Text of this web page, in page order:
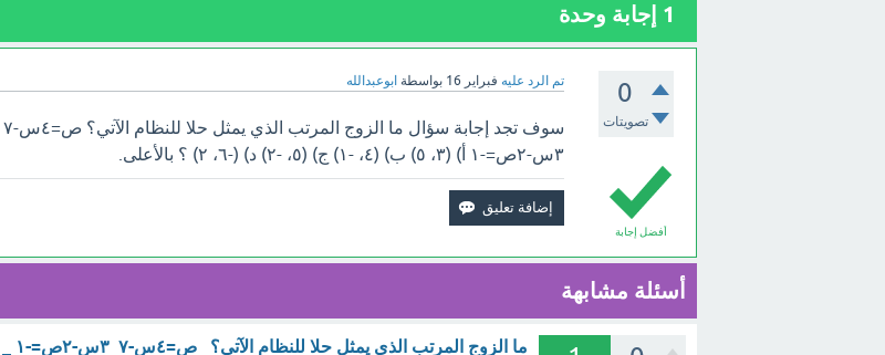
1 إجابة وحدة
0
تصويتات
تم الرد عليه فبراير 16 بواسطة ابوعبدالله
أفضل إجابة
سوف تجد إجابة سؤال ما الزوج المرتب الذي يمثل حلا للنظام الآتي؟ ص=٤س-٧
٣س-٢ص=-١ أ) (٣، ٥) ب) (٤، -١) ج) (٥، -٢) د) (-٦، ٢) ؟ بالأعلى.
أسئلة مشابهة
ما الزوج المرتب الذي يمثل حلا للنظام الآتي؟ ص=٤س-٧ ٣س-٢ص=-١ _ ؟ - مع الشرح